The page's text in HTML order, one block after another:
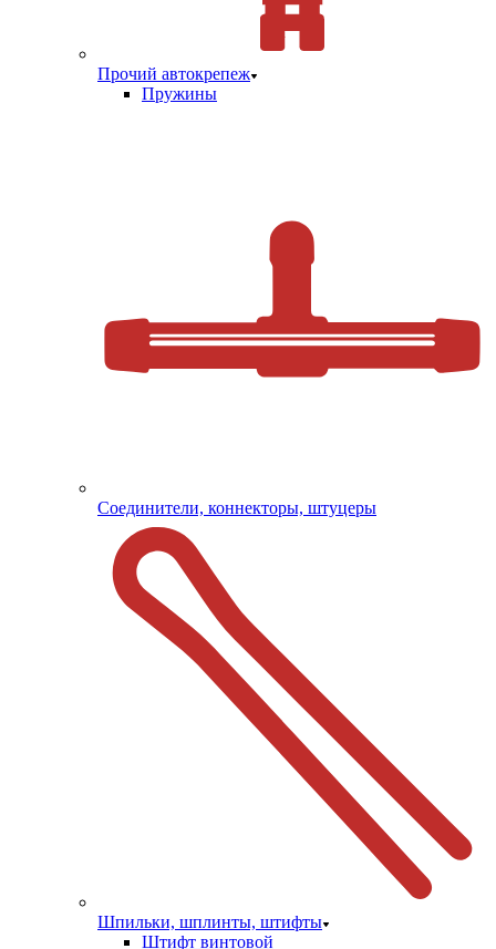
Прочий автокрепеж
Пружины
Соединители, коннекторы, штуцеры
Шпильки, шплинты, штифты
Штифт винтовой